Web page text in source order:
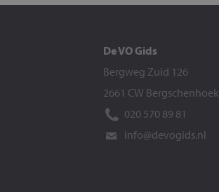
De VO Gids
Bergweg Zuid 126
2661 CW Bergschenhoek
020 570 89 81
info@devogids.nl